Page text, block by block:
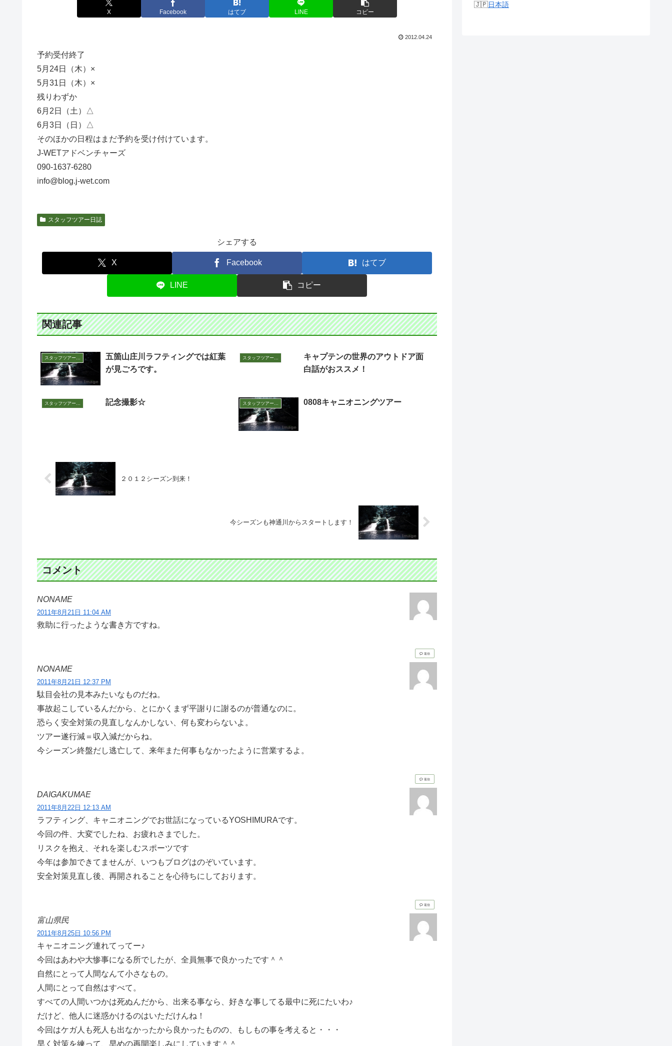
X Facebook はてブ LINE コピー
2012.04.24
予約受付終了
5月24日（木）×
5月31日（木）×
残りわずか
6月2日（土）△
6月3日（日）△
そのほかの日程はまだ予約を受け付けています。
J-WETアドベンチャーズ
090-1637-6280
info@blog.j-wet.com
スタッフツアー日誌
シェアする
X Facebook はてブ
LINE コピー
関連記事
スタッフツアー日誌
五箇山庄川ラフティングでは紅葉
が見ごろです。
スタッフツアー日誌
キャプテンの世界のアウトドア面
白話がおススメ！
記念撮影☆ 0808キャニオニングツアー
２０１２シーズン到来！
今シーズンも神通川からスタートします！
コメント
NONAME
2011年8月21日 11:04 AM
救助に行ったような書き方ですね。
返信
NONAME
2011年8月21日 12:37 PM
駄目会社の見本みたいなものだね。
事故起こしているんだから、とにかくまず平謝りに謝るのが普通なのに。
恐らく安全対策の見直しなんかしない、何も変わらないよ。
ツアー遂行減＝収入減だからね。
今シーズン終盤だし逃亡して、来年また何事もなかったように営業するよ。
返信
DAIGAKUMAE
2011年8月22日 12:13 AM
ラフティング、キャニオニングでお世話になっているYOSHIMURAです。
今回の件、大変でしたね、お疲れさまでした。
リスクを抱え、それを楽しむスポーツです
今年は参加できてませんが、いつもブログはのぞいています。
安全対策見直し後、再開されることを心待ちにしております。
返信
富山県民
2011年8月25日 10:56 PM
キャニオニング連れてってー♪
今回はあわや大惨事になる所でしたが、全員無事で良かったです＾＾
自然にとって人間なんて小さなもの。
人間にとって自然はすべて。
すべての人間いつかは死ぬんだから、出来る事なら、好きな事してる最中に死にたいわ♪
だけど、他人に迷惑かけるのはいただけんね！
今回はケガ人も死人も出なかったから良かったものの、もしもの事を考えると・・・
早く対策を練って、早めの再開楽しみにしています＾＾
日本語